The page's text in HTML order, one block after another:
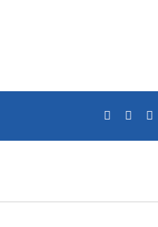
Facebook